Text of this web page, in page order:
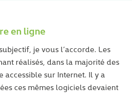
en ligne
je vous l’accorde. Les
réalisés, dans la majorité des
accessible sur Internet. Il y a
ces mêmes logiciels devaient